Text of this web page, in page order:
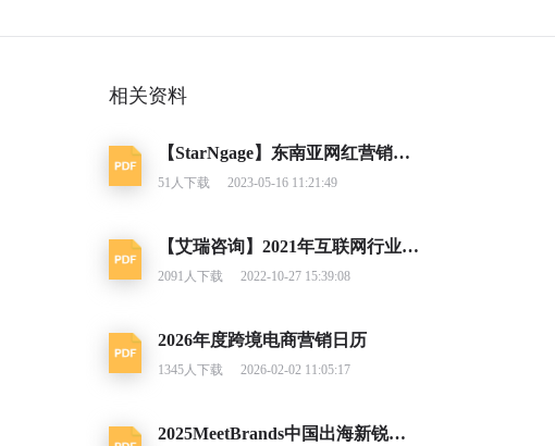
相关资料
【StarNgage】东南亚网红营销社交电商&网红经济-2023年行业分析报告
51 人下载 2023-05-16 11:21:49
【艾瑞咨询】2021年互联网行业挑战与机遇白皮书
2091 人下载 2022-10-27 15:39:08
2026年度跨境电商营销日历
1345人下载 2026-02-02 11:05:17
2025MeetBrands中国出海新锐消费品牌榜单报告